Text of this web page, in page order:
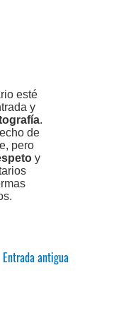
esté
y
.
de
pero
y
Entrada antigua